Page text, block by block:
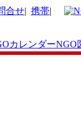
合せ| 携帯|
カレンダーNGO